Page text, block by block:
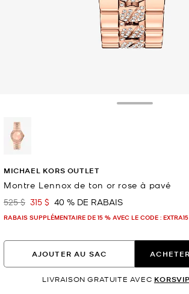
MICHAEL KORS OUTLET
Montre Lennox de ton or rose à pavé
était
525 $ maintenant
315 $ 40 % DE RABAIS
RABAIS SUPPLÉMENTAIRE DE 15 % AVEC LE CODE : EXTRA15
AJOUTER AU SAC
LIVRAISON GRATUITE AVEC KORSVIP